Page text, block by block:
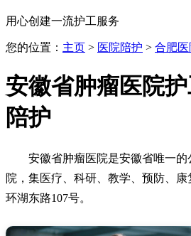
用心创建一流护工服务
您的位置： 主页 > 医院陪护 > 合肥
安徽省肿瘤医院
陪护
安徽省肿瘤医院是安徽省唯一
院，集医疗、科研、教学、预防、
环湖东路107号。